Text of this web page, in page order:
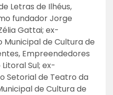
Letras de Ilhéus,
fundador Jorge
Gattai; ex-
de Cultura de
Empreendedores
Sul; ex-
Setorial de Teatro da
de Cultura de